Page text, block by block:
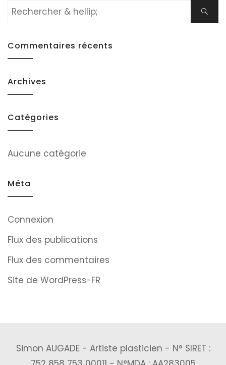
Rechercher:
Commentaires récents
Archives
Catégories
Aucune catégorie
Méta
Connexion
Flux des publications
Flux des commentaires
Site de WordPress-FR
Simon AUGADE - Artiste plasticien - N° SIRET :